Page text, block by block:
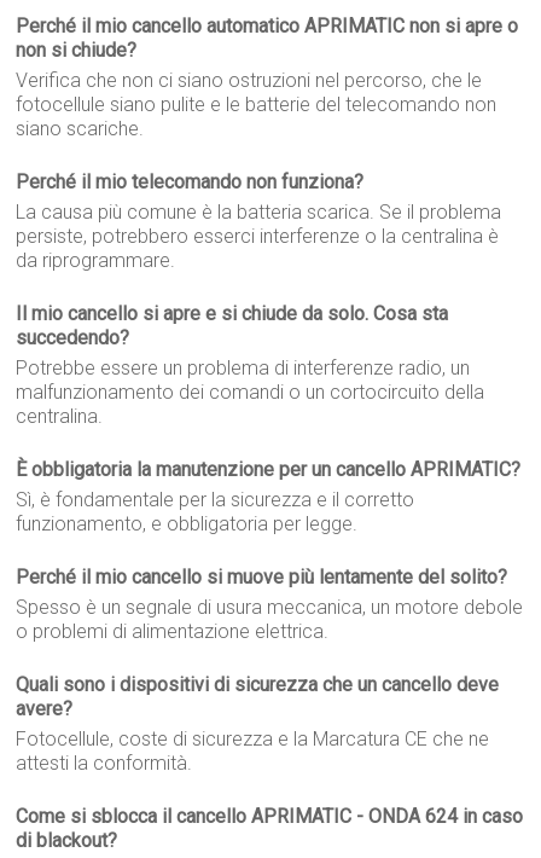
Perché il mio cancello automatico APRIMATIC non si apre o
non si chiude?
Verifica che non ci siano ostruzioni nel percorso, che le
fotocellule siano pulite e le batterie del telecomando non
siano scariche.
Perché il mio telecomando non funziona?
La causa più comune è la batteria scarica. Se il problema
persiste, potrebbero esserci interferenze o la centralina è
da riprogrammare.
Il mio cancello si apre e si chiude da solo. Cosa sta
succedendo?
Potrebbe essere un problema di interferenze radio, un
malfunzionamento dei comandi o un cortocircuito della
centralina.
È obbligatoria la manutenzione per un cancello APRIMATIC?
Sì, è fondamentale per la sicurezza e il corretto
funzionamento, e obbligatoria per legge.
Perché il mio cancello si muove più lentamente del solito?
Spesso è un segnale di usura meccanica, un motore debole
o problemi di alimentazione elettrica.
Quali sono i dispositivi di sicurezza che un cancello deve
avere?
Fotocellule, coste di sicurezza e la Marcatura CE che ne
attesti la conformità.
Come si sblocca il cancello APRIMATIC - ONDA 624 in caso
di blackout?